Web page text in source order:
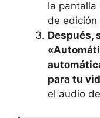
la pantalla⁢
de
Después,⁣
para tu
el audio